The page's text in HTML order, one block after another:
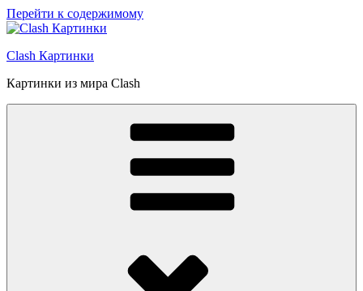
Перейти к содержимому
Clash Картинки
Картинки из мира Clash